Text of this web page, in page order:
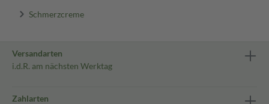
Schmerzcreme
Versandarten
i.d.R. am nächsten Werktag
Zahlarten